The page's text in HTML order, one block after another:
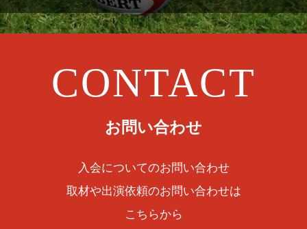
CONTACT
お問い合わせ
入会についてのお問い合わせ
取材や出演依頼のお問い合わせは
こちらから